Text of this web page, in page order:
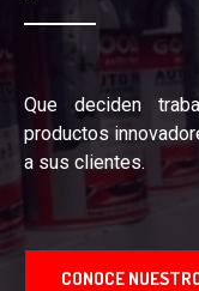
Que deciden
productos
a sus clientes.
CONOCE